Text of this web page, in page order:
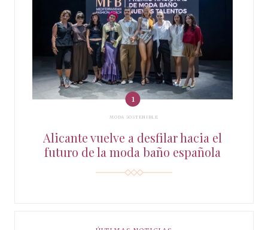
MODA SOSTENIBLE
Alicante vuelve a desfilar hacia el
futuro de la moda baño española